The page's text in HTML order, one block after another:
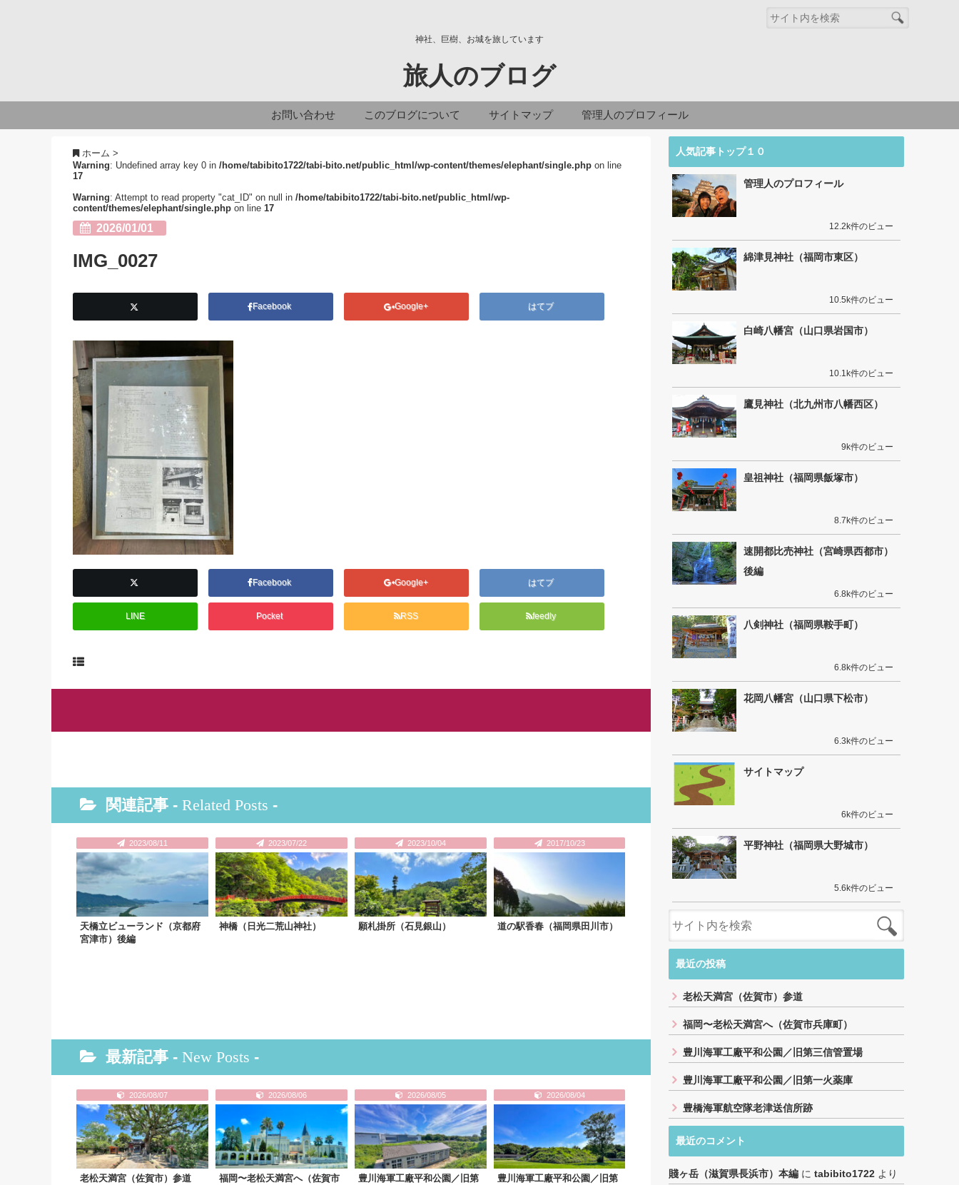
神社、巨樹、お城を旅しています
旅人のブログ
お問い合わせ このブログについて サイトマップ 管理人のプロフィール
ホーム >
Warning: Undefined array key 0 in /home/tabibito1722/tabi-bito.net/public_html/wp-content/themes/elephant/single.php on line
17
Warning: Attempt to read property "cat_ID" on null in /home/tabibito1722/tabi-bito.net/public_html/wp-
content/themes/elephant/single.php on line 17
2026/01/01
IMG_0027
Facebook Google+ はてブ
Facebook Google+ はてブ
LINE Pocket RSS feedly
関連記事 - Related Posts -
2023/08/11
天橋立ビューランド（京都府
宮津市）後編
2023/07/22
神橋（日光二荒山神社）
2023/10/04
願札掛所（石見銀山）
2017/10/23
道の駅香春（福岡県田川市）
最新記事 - New Posts -
2026/08/07
老松天満宮（佐賀市）参道
2026/08/06
福岡〜老松天満宮へ（佐賀市
2026/08/05
豊川海軍工廠平和公園／旧第
2026/08/04
豊川海軍工廠平和公園／旧第
人気記事トップ１０
管理人のプロフィール
12.2k件のビュー
綿津見神社（福岡市東区）
10.5k件のビュー
白崎八幡宮（山口県岩国市）
10.1k件のビュー
鷹見神社（北九州市八幡西区）
9k件のビュー
皇祖神社（福岡県飯塚市）
8.7k件のビュー
速開都比売神社（宮崎県西都市）
後編
6.8k件のビュー
八剣神社（福岡県鞍手町）
6.8k件のビュー
花岡八幡宮（山口県下松市）
6.3k件のビュー
サイトマップ
6k件のビュー
平野神社（福岡県大野城市）
5.6k件のビュー
最近の投稿
老松天満宮（佐賀市）参道
福岡〜老松天満宮へ（佐賀市兵庫町）
豊川海軍工廠平和公園／旧第三信管置場
豊川海軍工廠平和公園／旧第一火薬庫
豊橋海軍航空隊老津送信所跡
最近のコメント
賤ヶ岳（滋賀県長浜市）本編 に tabibito1722 より